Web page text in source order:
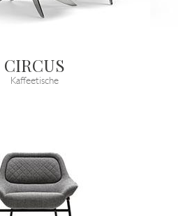
CIRCUS
Kaffeetische